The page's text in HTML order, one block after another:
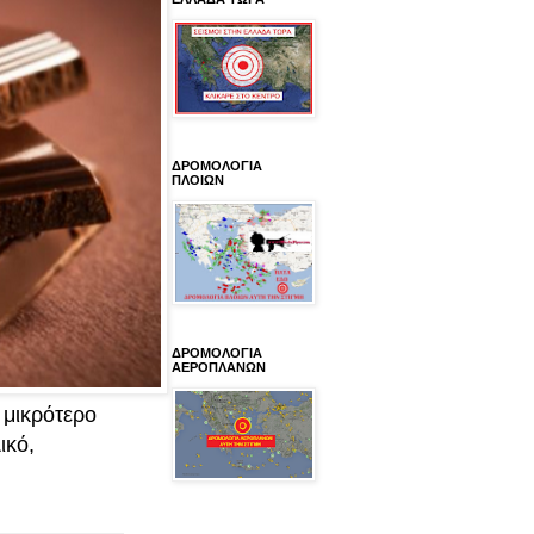
ΔΡΟΜΟΛΟΓΙΑ
ΠΛΟΙΩΝ
ΔΡΟΜΟΛΟΓΙΑ
ΑΕΡΟΠΛΑΝΩΝ